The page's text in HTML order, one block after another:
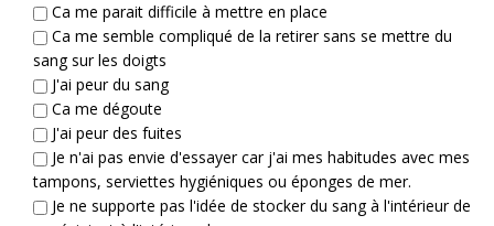
Ca me parait difficile à mettre en place
Ca me semble compliqué de la retirer sans se mettre du
sang sur les doigts
J'ai peur du sang
Ca me dégoute
J'ai peur des fuites
Je n'ai pas envie d'essayer car j'ai mes habitudes avec mes
tampons, serviettes hygiéniques ou éponges de mer.
Je ne supporte pas l'idée de stocker du sang à l'intérieur de